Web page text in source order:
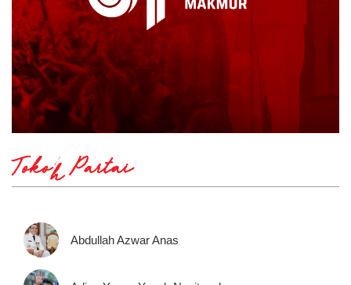
Tokoh Partai
Abdullah Azwar Anas